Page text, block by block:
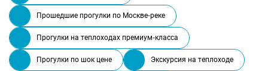
Прошедшие прогулки по Москве-реке
Прогулки на теплоходах премиум-класса
Прогулки по шок цене Экскурсия на теплоходе